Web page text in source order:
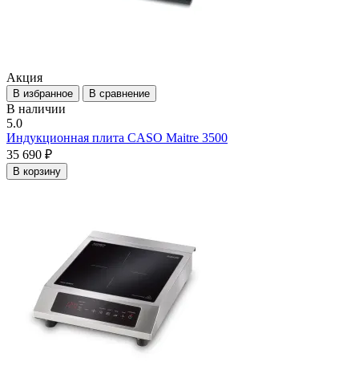
Акция
В избранное В сравнение
В наличии
5.0
Индукционная плита CASO Maitre 3500
35 690 ₽
В корзину